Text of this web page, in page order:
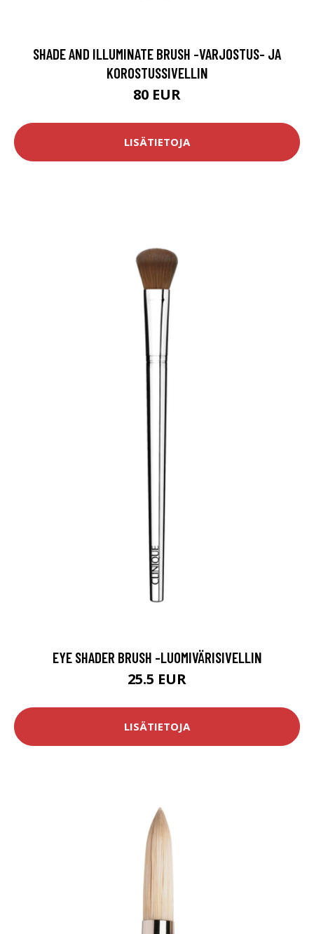
SHADE AND ILLUMINATE BRUSH -VARJOSTUS- JA
KOROSTUSSIVELLIN
80 EUR
LISÄTIETOJA
EYE SHADER BRUSH -LUOMIVÄRISIVELLIN
25.5 EUR
LISÄTIETOJA